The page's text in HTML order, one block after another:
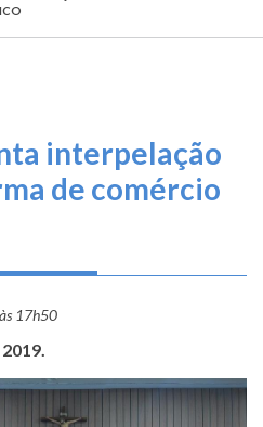
interpelação
de comércio
17h50